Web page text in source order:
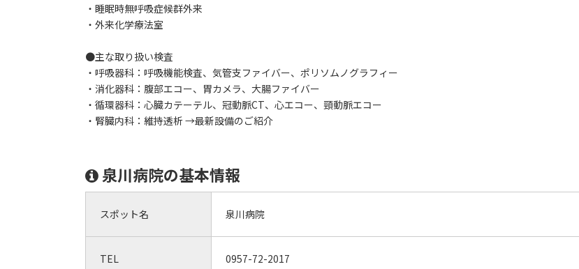
・睡眠時無呼吸症候群外来
・外来化学療法室
●主な取り扱い検査
・呼吸器科：呼吸機能検査、気管支ファイバー、ポリソムノグラフィー
・消化器科：腹部エコー、胃カメラ、大腸ファイバー
・循環器科：心臓カテーテル、冠動脈CT、心エコー、頸動脈エコー
・腎臓内科：維持透析 →最新設備のご紹介
泉川病院の基本情報
スポット名 泉川病院
TEL 0957-72-2017